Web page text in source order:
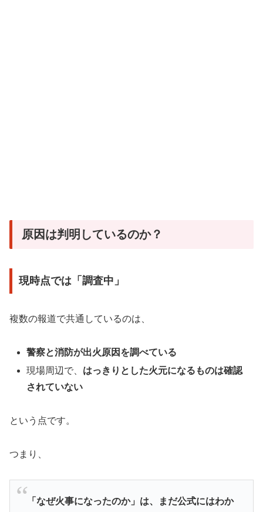
原因は判明しているのか？
現時点では「調査中」
複数の報道で共通しているのは、
警察と消防が出火原因を調べている
現場周辺で、 はっきりとした火元になるものは確認
されていない
という点です。
つまり、
「なぜ火事になったのか」は、まだ公式にはわか